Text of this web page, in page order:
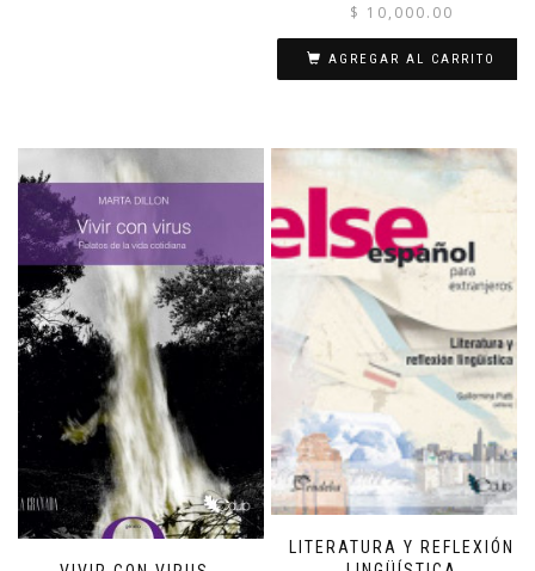
$ 10,000.00
AGREGAR AL CARRITO
LITERATURA Y REFLEXIÓN